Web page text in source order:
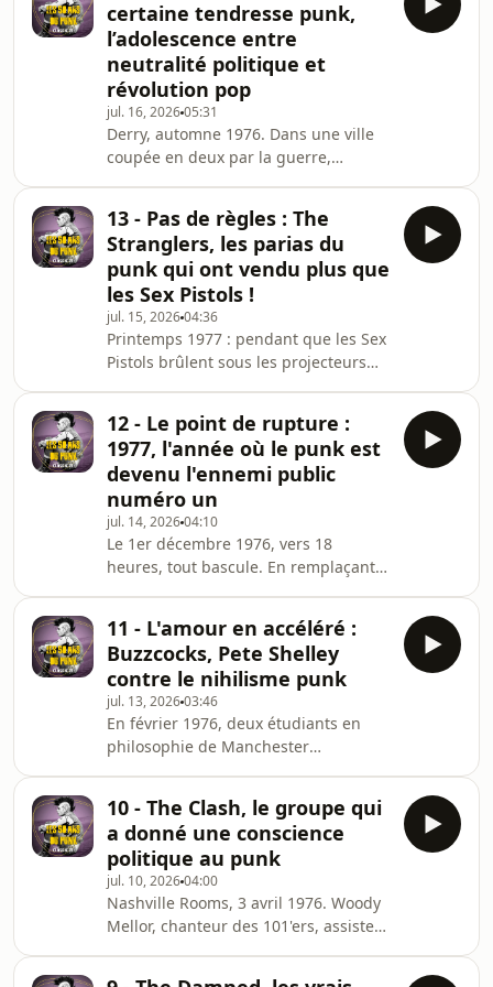
consacrer à la scène londonienne.
William Broad deviendra Billy Idol, du
nom tiré d'un commentaire de
professeur : "William is idle". Avec
Generation X, il va incarner une vision
différente du punk : assumant
ouvertement vouloir r
certaine tendresse punk,
l’adolescence entre
neutralité politique et
révolution pop
jul. 16, 202605:31
Derry, automne 1976. Dans une ville
coupée en deux par la guerre,
adolescents se retrouvent dans un
garage pour faire du bruit avec deux
guitares acoustiques et des bongos.
Pendant que les Stiff Little Fingers de
Belfast écrivent leur colère politique,
les Undertones choisissent de chanter
les filles, les barres chocolatées et l'e
13 - Pas de règles : The
Stranglers, les parias du
punk qui ont vendu plus que
les Sex Pistols !
jul. 15, 202604:36
Printemps 1977 : pendant que les Sex
Pistols brûlent sous les projecteurs
ironie certaine. Formés en 1974, trois
ans avant l'explosion punk, The
Stranglers cumulent déjà les
contradictions : un batteur de 40 ans
vendeur de glaces, un claviériste au
synthétiseur Moog dans un
mouvement qui prône le
dépouillement, et une violence assu
12 - Le point de rupture :
1977, l'année où le punk est
devenu l'ennemi public
numéro un
jul. 14, 202604:10
Le 1er décembre 1976, vers 18
heures, tout bascule. En remplaçant
Pistols vont vivre six minutes qui
changeront à jamais l'histoire du rock
britannique. Face à un Bill Grundy
ivre et provocateur, Steve Jones lâche
une série d'insultes en direct qui
transforment instantanément le punk
d'une contre-culture underground en
scanda
11 - L'amour en accéléré :
Buzzcocks, Pete Shelley
contre le nihilisme punk
jul. 13, 202603:46
En février 1976, deux étudiants en
philosophie de Manchester
déclencher une révolution musicale
inattendue. Howard Trafford et Peter
McNeish, futurs Buzzcocks, vont
organiser le concert le plus influent
de l'histoire du punk britannique
pour seulement 32 livres de location
de salle. De cette soirée du 4 juin
1976 au Lesser Free
10 - The Clash, le groupe qui
a donné une conscience
politique au punk
jul. 10, 202604:00
Nashville Rooms, 3 avril 1976. Woody
Mellor, chanteur des 101'ers, assiste